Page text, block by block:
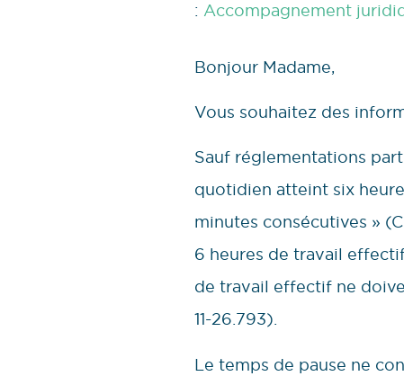
: Accompagnement
Bonjour Madame,
Vous souhaitez des
Sauf réglementations
quotidien atteint six
minutes consécutives »
6 heures de travail
de travail effectif ne
11-26.793).
Le temps de pause ne